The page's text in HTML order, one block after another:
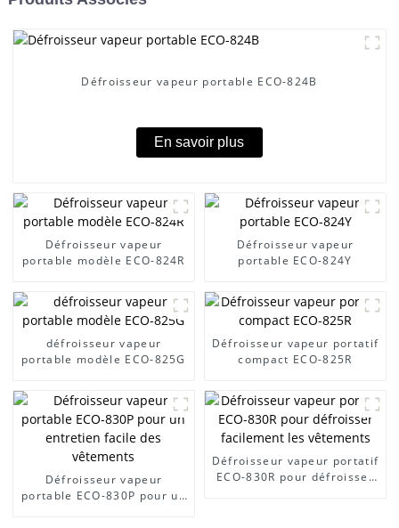
Défroisseur vapeur portable ECO-824B
En savoir plus
Défroisseur vapeur
portable modèle ECO-824R
Défroisseur vapeur
portable ECO-824Y
défroisseur vapeur
portable modèle ECO-825G
Défroisseur vapeur portatif
compact ECO-825R
Défroisseur vapeur
portable ECO-830P pour un
Défroisseur vapeur portatif
ECO-830R pour défroisser